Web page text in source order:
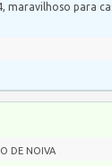
maravilhoso para
DE NOIVA